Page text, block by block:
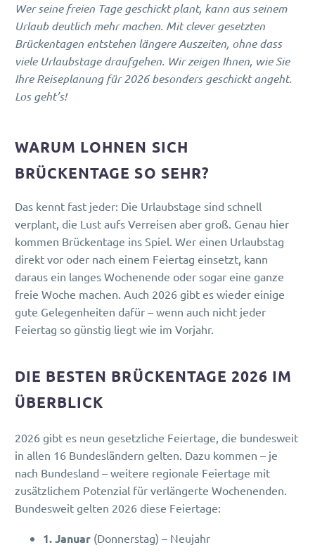
Wer seine freien Tage geschickt plant, kann aus seinem
Urlaub deutlich mehr machen. Mit clever gesetzten
Brückentagen entstehen längere Auszeiten, ohne dass
viele Urlaubstage draufgehen. Wir zeigen Ihnen, wie Sie
Ihre Reiseplanung für 2026 besonders geschickt angeht.
Los geht’s!
WARUM LOHNEN SICH
BRÜCKENTAGE SO SEHR?
Das kennt fast jeder: Die Urlaubstage sind schnell
verplant, die Lust aufs Verreisen aber groß. Genau hier
kommen Brückentage ins Spiel. Wer einen Urlaubstag
direkt vor oder nach einem Feiertag einsetzt, kann
daraus ein langes Wochenende oder sogar eine ganze
freie Woche machen. Auch 2026 gibt es wieder einige
gute Gelegenheiten dafür – wenn auch nicht jeder
Feiertag so günstig liegt wie im Vorjahr.
DIE BESTEN BRÜCKENTAGE 2026 IM
ÜBERBLICK
2026 gibt es neun gesetzliche Feiertage, die bundesweit
in allen 16 Bundesländern gelten. Dazu kommen – je
nach Bundesland – weitere regionale Feiertage mit
zusätzlichem Potenzial für verlängerte Wochenenden.
Bundesweit gelten 2026 diese Feiertage:
1. Januar (Donnerstag) – Neujahr